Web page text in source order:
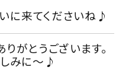
に来てくださいね♪
がとうございます。
みに～♪